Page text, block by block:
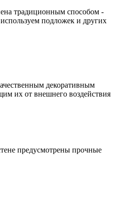
традиционным способом -
подложек и других
декоративным
их от внешнего воздействия
предусмотрены прочные